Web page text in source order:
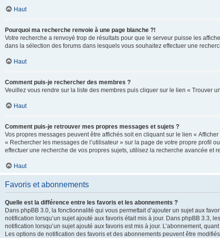
Haut
Pourquoi ma recherche renvoie à une page blanche ?!
Votre recherche a renvoyé trop de résultats pour que le serveur puisse les
dans la sélection des forums dans lesquels vous souhaitez effectuer une
Haut
Comment puis-je rechercher des membres ?
Veuillez vous rendre sur la liste des membres puis cliquer sur le lien « Trouver
Haut
Comment puis-je retrouver mes propres messages et sujets ?
Vos propres messages peuvent être affichés soit en cliquant sur le lien «
« Rechercher les messages de l’utilisateur » sur la page de votre propre profil
effectuer une recherche de vos propres sujets, utilisez la recherche avancée
Haut
Favoris et abonnements
Quelle est la différence entre les favoris et les abonnements ?
Dans phpBB 3.0, la fonctionnalité qui vous permettait d’ajouter un sujet aux
notification lorsqu’un sujet ajouté aux favoris était mis à jour. Dans phpBB 3.3,
notification lorsqu’un sujet ajouté aux favoris est mis à jour. L’abonnement,
Les options de notification des favoris et des abonnements peuvent être